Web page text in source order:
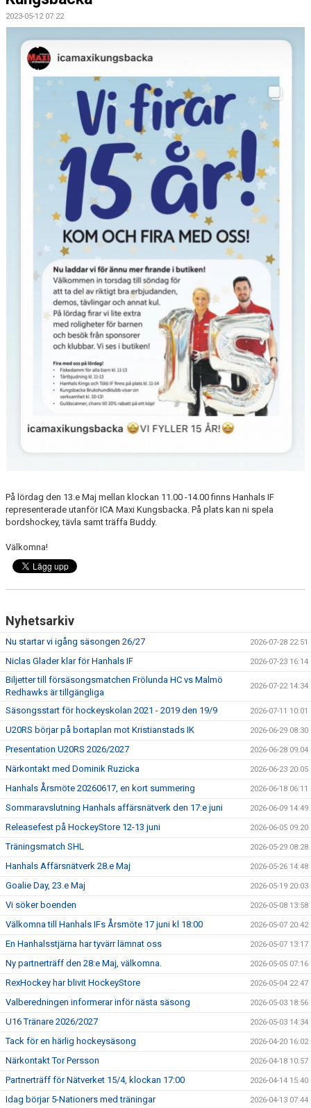
CAMPER
CUPER
PARTNERS
PARTNERBROSCHYR
BILJETTER
2023-05-12 07:22
På lördag den 13.e Maj mellan klockan 11.00 -14.00 finns Hanhals IF
representerade utanför ICA Maxi Kungsbacka. På plats kan ni spela
bordshockey, tävla samt träffa Buddy.
Välkomna!
Nyhetsarkiv
Nu startar vi igång säsongen 26/27 2026-07-28 22:51
Niclas Glader klar för Hanhals IF 2026-07-23 16:14
Biljetter till försäsongsmatchen Frölunda HC vs Malmö
Redhawks är tillgängliga
2026-07-22 14:34
Säsongsstart för hockeyskolan 2021 - 2019 den 19/9 2026-07-11 10:01
U20RS börjar på bortaplan mot Kristianstads IK 2026-06-29 08:30
Presentation U20RS 2026/2027 2026-06-28 09:04
Närkontakt med Dominik Ruzicka 2026-06-23 20:05
Hanhals Årsmöte 20260617, en kort summering 2026-06-18 06:11
Sommaravslutning Hanhals affärsnätverk den 17:e juni 2026-06-09 14:49
Releasefest på HockeyStore 12-13 juni 2026-06-05 09:20
Träningsmatch SHL 2026-05-29 08:28
Hanhals Affärsnätverk 28.e Maj 2026-05-26 14:48
Goalie Day, 23.e Maj 2026-05-19 20:03
Vi söker boenden 2026-05-08 13:58
Välkomna till Hanhals IFs Årsmöte 17 juni kl 18:00 2026-05-07 20:42
En Hanhalsstjärna har tyvärr lämnat oss 2026-05-07 13:17
Ny partnerträff den 28:e Maj, välkomna. 2026-05-05 07:16
RexHockey har blivit HockeyStore 2026-05-04 22:47
Valberedningen informerar inför nästa säsong 2026-05-03 18:56
U16 Tränare 2026/2027 2026-05-03 14:34
Tack för en härlig hockeysäsong 2026-04-20 16:02
Närkontakt Tor Persson 2026-04-18 10:57
Partnerträff för Nätverket 15/4, klockan 17:00 2026-04-14 15:40
Idag börjar 5-Nationers med träningar 2026-04-13 07:44